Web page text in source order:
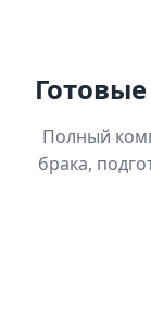
Полный
брака,